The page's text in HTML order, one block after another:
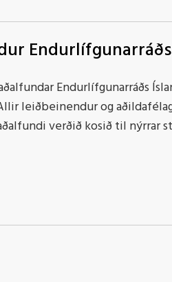
Endurlífgunarráðs
leiðbeinendur og
verðið kosið til nýrrar